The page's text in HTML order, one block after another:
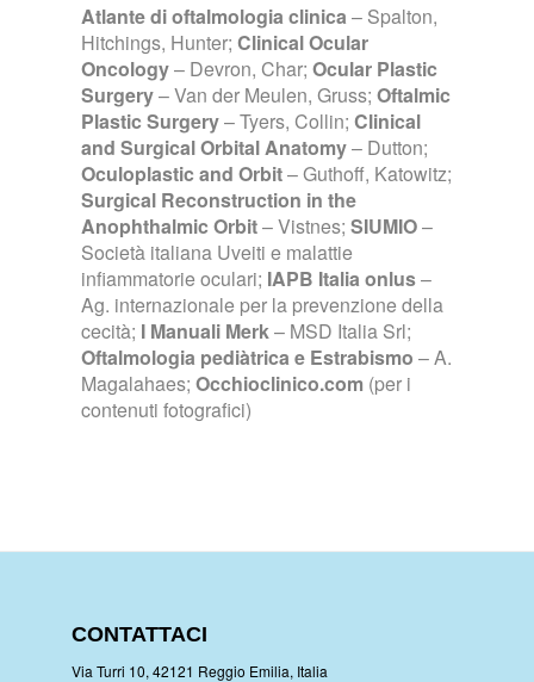
Atlante di oftalmologia clinica – Spalton,
Hitchings, Hunter; Clinical Ocular
Oncology– Devron, Char; Ocular Plastic
Surgery– Van der Meulen, Gruss; Oftalmic
Plastic Surgery– Tyers, Collin; Clinical
and Surgical Orbital Anatomy– Dutton;
Oculoplastic and Orbit– Guthoff, Katowitz;
Surgical Reconstruction in the
Anophthalmic Orbit– Vistnes; SIUMIO–
Società italiana Uveiti e malattie
infiammatorie oculari; IAPB Italia onlus–
Ag. internazionale per la prevenzione della
cecità; I Manuali Merk– MSD Italia Srl;
Oftalmologia pediàtrica e Estrabismo – A.
Magalahaes; Occhioclinico.com (per i
contenuti fotografici)
CONTATTACI
Via Turri 10, 42121 Reggio Emilia, Italia